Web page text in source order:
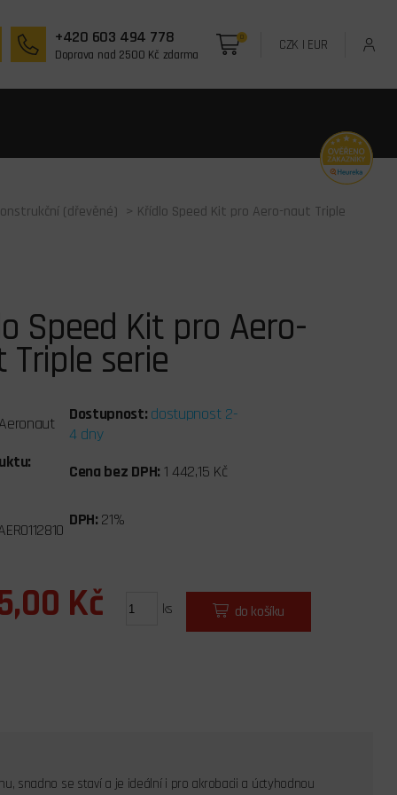
+420 603 494 778
Doprava nad 2500 Kč zdarma
0 CZK | EUR
(dřevěné) > Křídlo Speed Kit pro Aero-naut Triple
Speed Kit pro Aero-
serie
Dostupnost: dostupnost 2-
4 dny
Cena bez DPH: 1 442,15 Kč
DPH: 21%
Kč ks do košíku
snadno se staví a je ideální i pro akrobacii a úctyhodnou